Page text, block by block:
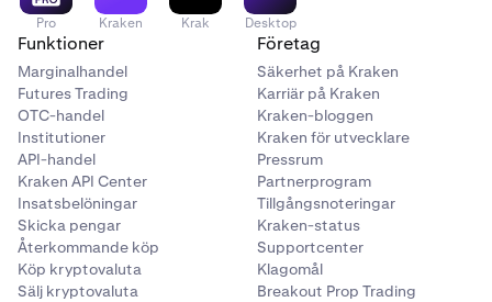
Pro Kraken Krak Desktop
Funktioner
Marginalhandel
Futures Trading
OTC-handel
Institutioner
API-handel
Kraken API Center
Insatsbelöningar
Skicka pengar
Återkommande köp
Köp kryptovaluta
Sälj kryptovaluta
Företag
Säkerhet på Kraken
Karriär på Kraken
Kraken-bloggen
Kraken för utvecklare
Pressrum
Partnerprogram
Tillgångsnoteringar
Kraken-status
Supportcenter
Klagomål
Breakout Prop Trading